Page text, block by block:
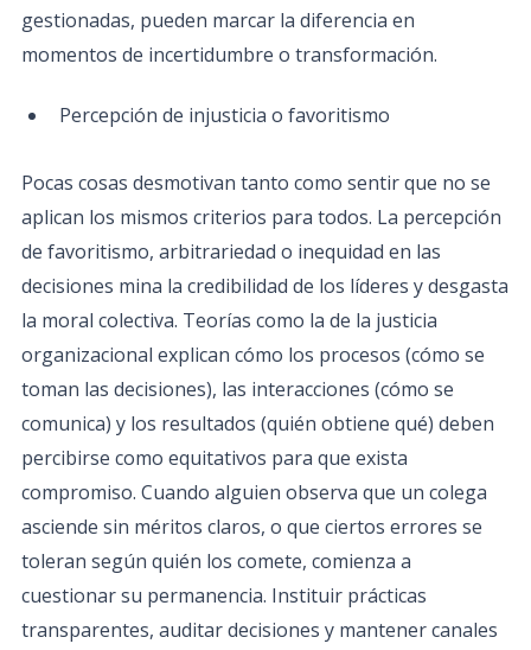
gestionadas, pueden marcar la diferencia en
momentos de incertidumbre o transformación.
Percepción de injusticia o favoritismo
Pocas cosas desmotivan tanto como sentir que no se
aplican los mismos criterios para todos. La percepción
de favoritismo, arbitrariedad o inequidad en las
decisiones mina la credibilidad de los líderes y desgasta
la moral colectiva. Teorías como la de la justicia
organizacional explican cómo los procesos (cómo se
toman las decisiones), las interacciones (cómo se
comunica) y los resultados (quién obtiene qué) deben
percibirse como equitativos para que exista
compromiso. Cuando alguien observa que un colega
asciende sin méritos claros, o que ciertos errores se
toleran según quién los comete, comienza a
cuestionar su permanencia. Instituir prácticas
transparentes, auditar decisiones y mantener canales